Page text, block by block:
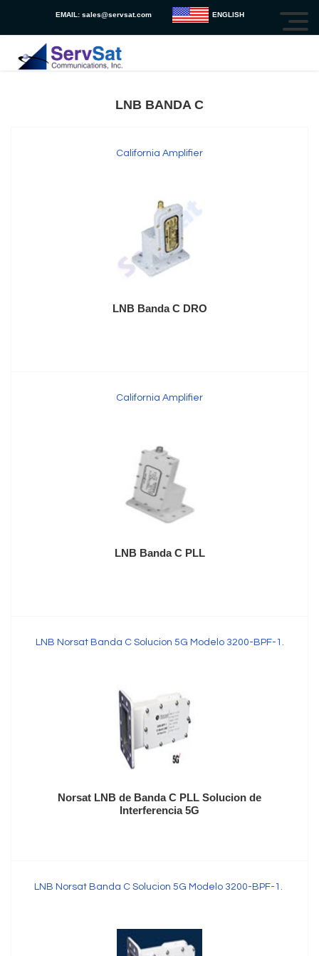
EMAIL: sales@servsat.com ENGLISH
LNB BANDA C
California Amplifier
LNB Banda C DRO
California Amplifier
LNB Banda C PLL
LNB Norsat Banda C Solucion 5G Modelo 3200-BPF-1.
Norsat LNB de Banda C PLL Solucion de
Interferencia 5G
LNB Norsat Banda C Solucion 5G Modelo 3200-BPF-1.